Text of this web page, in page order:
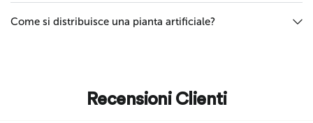
Come si distribuisce una pianta artificiale?
Recensioni Clienti